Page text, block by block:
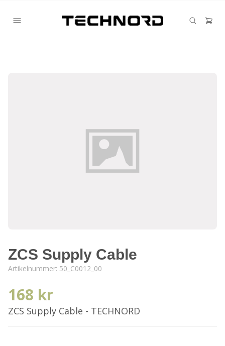
ZCS Supply Cable
Artikelnummer: 50_C0012_00
168 kr
ZCS Supply Cable - TECHNORD